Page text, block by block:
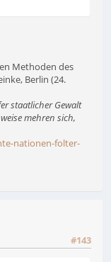
Methoden des
Berlin (24.
staatlicher Gewalt
mehren sich,
nationen-folter-
#143